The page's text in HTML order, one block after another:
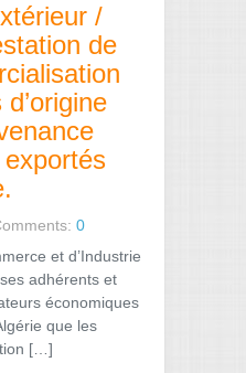
/
de
0
et d’Industrie
adhérents et
économiques
que les
[…]